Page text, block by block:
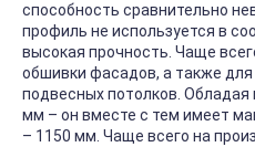
способность сравнительно
профиль не используется в
высокая прочность. Чаще
обшивки фасадов, а также
подвесных потолков. Обладая
мм – он вместе с тем имеет
– 1150 мм. Чаще всего на